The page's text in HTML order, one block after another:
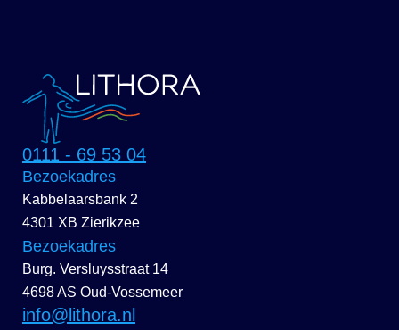
0111 - 69 53 04
Bezoekadres
Kabbelaarsbank 2
4301 XB Zierikzee
Bezoekadres
Burg. Versluysstraat 14
4698 AS Oud-Vossemeer
info@lithora.nl